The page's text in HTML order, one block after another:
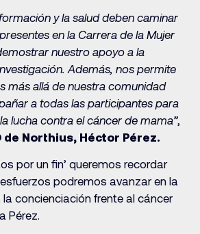
y la salud deben caminar
en la Carrera de la Mujer
nuestro apoyo a la
Además, nos permite
más allá de nuestra comunidad
a todas las participantes para
lucha contra el cáncer de mama”,
de Northius, Héctor Pérez.
por un fin’ queremos recordar
podremos avanzar en la
concienciación frente al cáncer
Pérez.